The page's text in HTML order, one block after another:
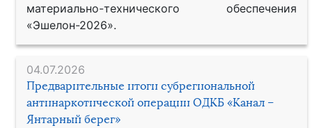
материально-технического обеспечения
«Эшелон-2026».
04.07.2026
Предварительные итоги субрегиональной
антинаркотической операции ОДКБ «Канал –
Янтарный берег»